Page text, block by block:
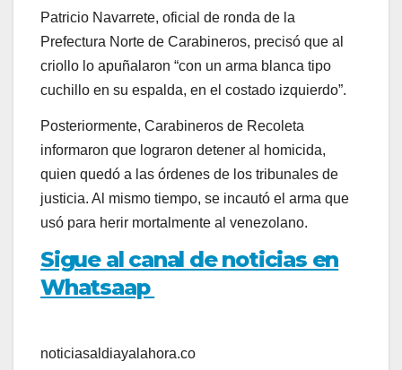
Patricio Navarrete, oficial de ronda de la
Prefectura Norte de Carabineros, precisó que al
criollo lo apuñalaron “con un arma blanca tipo
cuchillo en su espalda, en el costado izquierdo”.
Posteriormente, Carabineros de Recoleta
informaron que lograron detener al homicida,
quien quedó a las órdenes de los tribunales de
justicia. Al mismo tiempo, se incautó el arma que
usó para herir mortalmente al venezolano.
Sigue al canal de noticias en
Whatsaap
noticiasaldiayalahora.co